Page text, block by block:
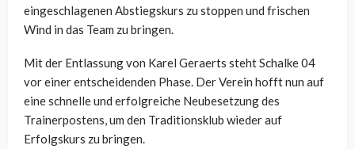
eingeschlagenen Abstiegskurs zu stoppen und frischen
Wind in das Team zu bringen.
Mit der Entlassung von Karel Geraerts steht Schalke 04
vor einer entscheidenden Phase. Der Verein hofft nun auf
eine schnelle und erfolgreiche Neubesetzung des
Trainerpostens, um den Traditionsklub wieder auf
Erfolgskurs zu bringen.